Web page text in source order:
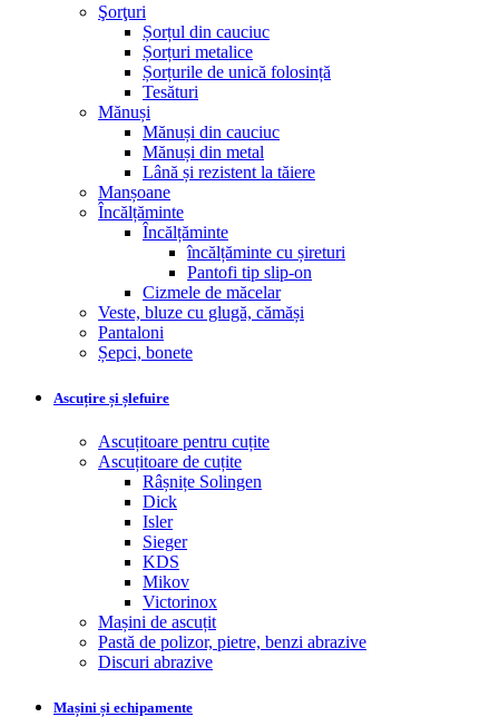
Şorţuri
Șorțul din cauciuc
Șorțuri metalice
Șorțurile de unică folosință
Tesături
Mănuși
Mănuși din cauciuc
Mănuși din metal
Lână și rezistent la tăiere
Manșoane
Încălțăminte
Încălțăminte
încălțăminte cu șireturi
Pantofi tip slip-on
Cizmele de măcelar
Veste, bluze cu glugă, cămăși
Pantaloni
Șepci, bonete
Ascuțire și șlefuire
Ascuțitoare pentru cuțite
Ascuțitoare de cuțite
Râșnițe Solingen
Dick
Isler
Sieger
KDS
Mikov
Victorinox
Mașini de ascuțit
Pastă de polizor, pietre, benzi abrazive
Discuri abrazive
Mașini și echipamente